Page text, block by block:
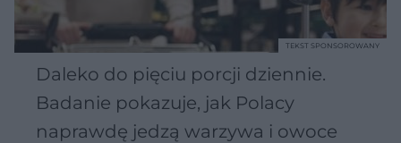
Daleko do pięciu porcji dziennie.
Badanie pokazuje, jak Polacy
naprawdę jedzą warzywa i owoce
TEKST SPONSOROWANY